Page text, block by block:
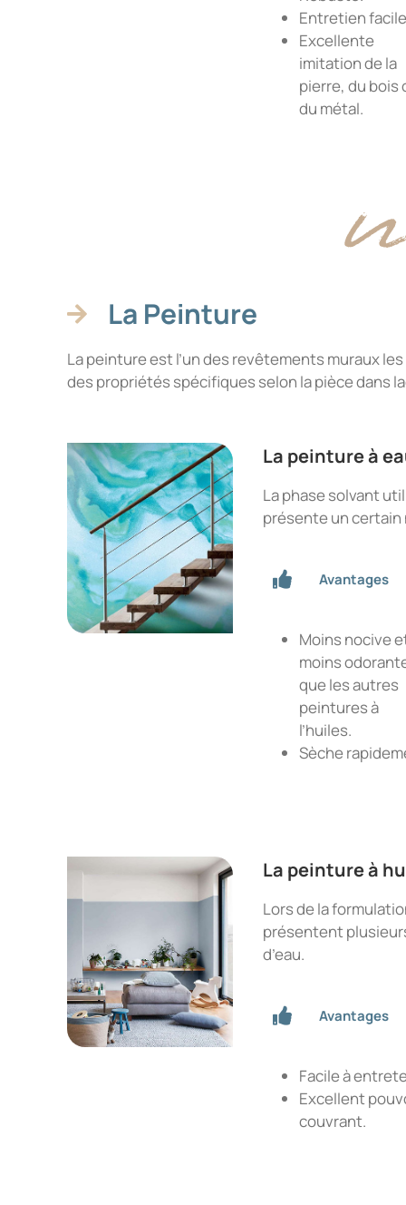
Entretien
Excellente
imitation de la
pierre, du bois
du métal.
La Peinture
La peinture est l’un des revêtements muraux
des propriétés spécifiques selon la pièce dans
La peinture à
La phase solvant
présente un certain
Avantages
Moins nocive
moins
que les autres
peintures à
l’huiles.
Sèche
La peinture à
Lors de la
présentent
d’eau.
Avantages
Facile à
Excellent
couvrant.